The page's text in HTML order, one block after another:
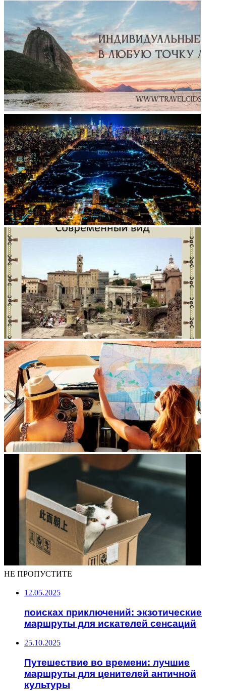
НЕ ПРОПУСТИТЕ
12.05.2025
поисках приключений: экзотические
маршруты для искателей сенсаций
25.10.2025
Путешествие во времени: лучшие
маршруты для ценителей античной
культуры